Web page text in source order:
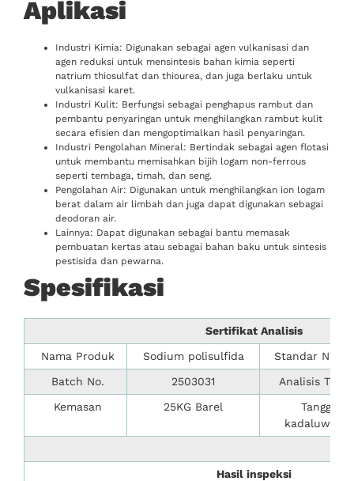
Aplikasi
Industri Kimia: Digunakan sebagai agen vulkanisasi dan
agen reduksi untuk mensintesis bahan kimia seperti
natrium thiosulfat dan thiourea, dan juga berlaku untuk
vulkanisasi karet.
Industri Kulit: Berfungsi sebagai penghapus rambut dan
pembantu penyaringan untuk menghilangkan rambut kulit
secara efisien dan mengoptimalkan hasil penyaringan.
Industri Pengolahan Mineral: Bertindak sebagai agen flotasi
untuk membantu memisahkan bijih logam non-ferrous
seperti tembaga, timah, dan seng.
Pengolahan Air: Digunakan untuk menghilangkan ion logam
berat dalam air limbah dan juga dapat digunakan sebagai
deodoran air.
Lainnya: Dapat digunakan sebagai bantu memasak
pembuatan kertas atau sebagai bahan baku untuk sintesis
pestisida dan pewarna.
Spesifikasi
Sertifikat Analisis
Nama Produk
Sodium polisulfida
Standar
Batch No.
2503031
Analisis
Kemasan
25KG Barel
Tanggal
kadaluwarsa
Hasil inspeksi